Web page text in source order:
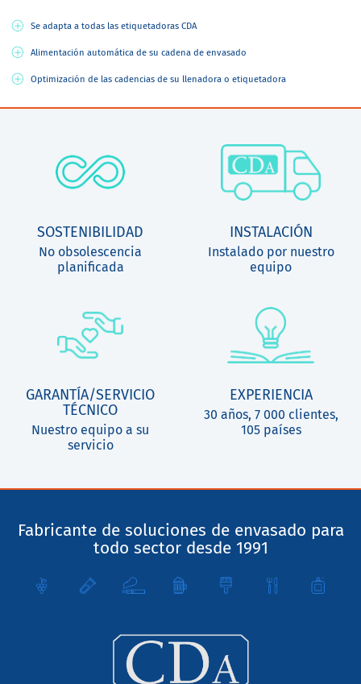
Se adapta a todas las etiquetadoras CDA
Alimentación automática de su cadena de envasado
Optimización de las cadencias de su llenadora o etiquetadora
SOSTENIBILIDAD
No obsolescencia
planificada
INSTALACIÓN
Instalado por nuestro
equipo
GARANTÍA/SERVICIO
TÉCNICO
Nuestro equipo a su
servicio
EXPERIENCIA
30 años, 7 000 clientes,
105 países
Fabricante de soluciones de envasado para
todo sector desde 1991